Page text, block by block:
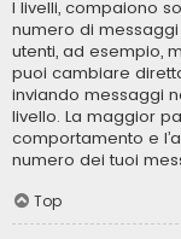
I livelli, compaiono
numero di
utenti, ad esempio,
puoi cambiare
inviando messaggi
livello. La maggior
comportamento e
numero dei tuoi
Top